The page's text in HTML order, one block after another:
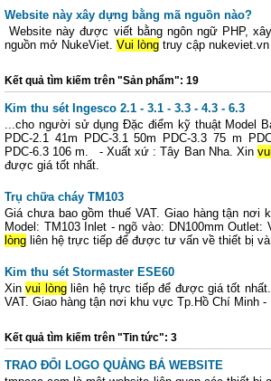
Website này xây dựng bằng mã nguồn nào?
Website này được viết bằng ngôn ngữ PHP,
nguồn mở NukeViet. Vui lòng truy cập
Kết quả tìm kiếm trên "Sản phẩm": 19
Kim thu sét Ingesco 2.1 - 3.1 - 3.3 - 4.3 - 6.3
...cho người sử dụng Đặc điểm kỹ thuật Model
PDC-2.1 41m PDC-3.1 50m PDC-3.3 75 m
PDC-6.3 106 m. - Xuất xứ : Tây Ban Nha. Xin
được giá tốt nhất.
Trụ chữa cháy TM103
Giá chưa bao gồm thuế VAT. Giao hàng tận nơi
Model: TM103 Inlet - ngõ vào: DN100mm Outlet:
lòng liên hệ trực tiếp để được tư vấn về thiết bị
Kim thu sét Stormaster ESE60
Xinvui lòngliên hệ trực tiếp để được giá tốt
VAT. Giao hàng tận nơi khu vực Tp.Hồ Chí Minh -
Kết quả tìm kiếm trên "Tin tức": 3
TRAO ĐỔI LOGO QUẢNG BÁ WEBSITE